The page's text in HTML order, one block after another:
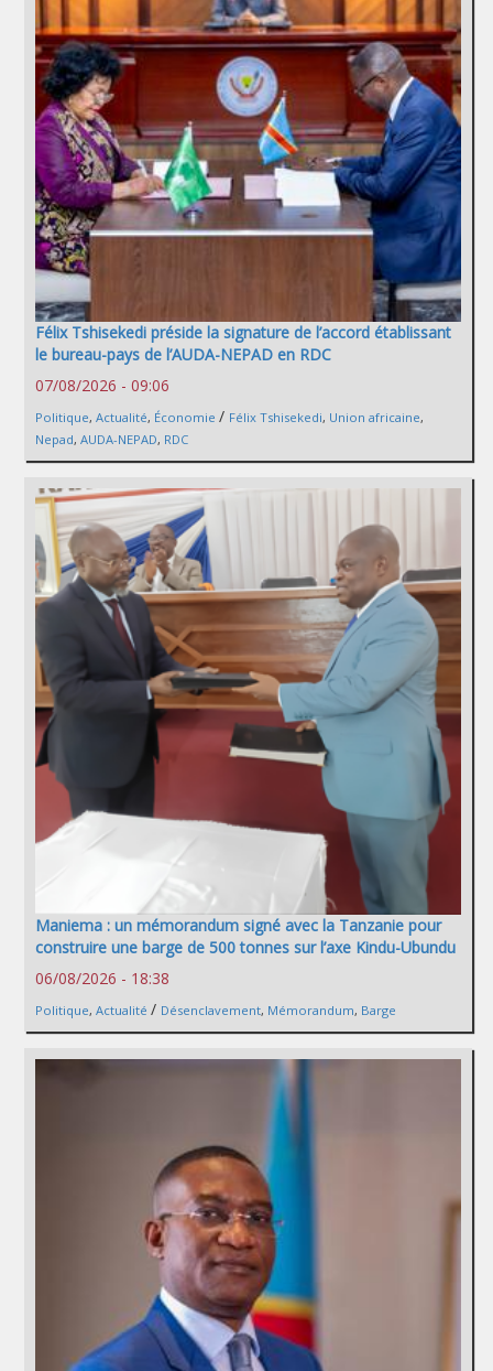
Félix Tshisekedi préside la signature de l’accord établissant
le bureau-pays de l’AUDA-NEPAD en RDC
07/08/2026 - 09:06
Politique, Actualité, Économie / Félix Tshisekedi, Union africaine,
Nepad, AUDA-NEPAD, RDC
Maniema : un mémorandum signé avec la Tanzanie pour
construire une barge de 500 tonnes sur l’axe Kindu-Ubundu
06/08/2026 - 18:38
Politique, Actualité / Désenclavement, Mémorandum, Barge